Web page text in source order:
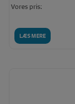
LÆS MERE
Vores pris: